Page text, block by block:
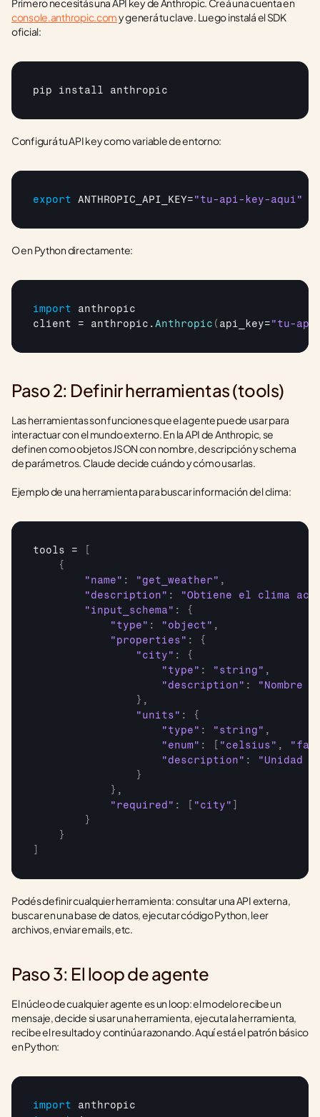
console.anthropic.com y generá tu clave. Luego instalá el SDK
oficial:
pip install anthropic
Configurá tu API key como variable de entorno:
export ANTHROPIC_API_KEY="tu-api-key-aqui"
O en Python directamente:
import
anthropic
client = anthropic .Anthropic ( api_key="tu-
Paso 2: Definir herramientas (tools)
Las herramientas son funciones que el agente puede usar para
interactuar con el mundo externo. En la API de Anthropic, se
definen como objetos JSON con nombre, descripción y schema
de parámetros. Claude decide cuándo y cómo usarlas.
Ejemplo de una herramienta para buscar información del clima:
tools =
{
"name" : "get_weather" ,
"description" :
"Obtiene el clima
"input_schema" :
{
"type" : "object" ,
"properties" :
{
"city" :
{
"type" : "string" ,
"description" :
"Nombre
} ,
"units" :
{
"type" : "string" ,
"enum" : "celsius" ,
"description" :
"Unidad
}
} ,
"required" : "city"
}
}
Podés definir cualquier herramienta: consultar una API externa,
buscar en una base de datos, ejecutar código Python, leer
archivos, enviar emails, etc.
Paso 3: El loop de agente
El núcleo de cualquier agente es un loop: el modelo recibe un
mensaje, decide si usar una herramienta, ejecuta la herramienta,
recibe el resultado y continúa razonando. Aquí está el patrón básico
en Python:
import
anthropic